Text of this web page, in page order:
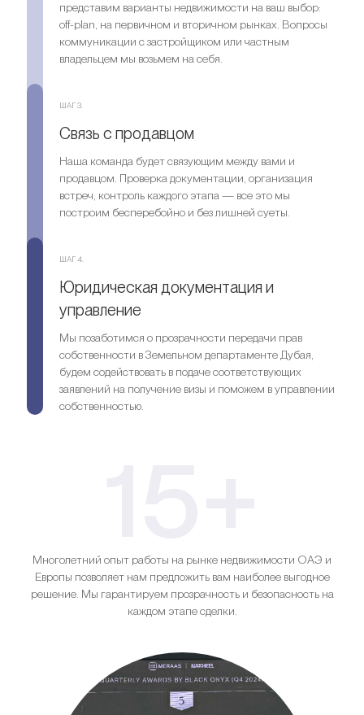
представим варианты недвижимости на ваш выбор:
off-plan, на первичном и вторичном рынках. Вопросы
коммуникации с застройщиком или частным
владельцем мы возьмем на себя.
ШАГ 3.
Связь с продавцом
Наша команда будет связующим между вами и
продавцом. Проверка документации, организация
встреч, контроль каждого этапа — все это мы
построим бесперебойно и без лишней суеты.
ШАГ 4.
Юридическая документация и
управление
Мы позаботимся о прозрачности передачи прав
собственности в Земельном департаменте Дубая,
будем содействовать в подаче соответствующих
заявлений на получение визы и поможем в управлении
собственностью.
Многолетний опыт работы на рынке недвижимости ОАЭ и
Европы позволяет нам предложить вам наиболее выгодное
решение. Мы гарантируем прозрачность и безопасность на
каждом этапе сделки.